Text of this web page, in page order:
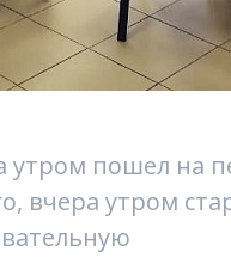
утром пошел на
вчера утром